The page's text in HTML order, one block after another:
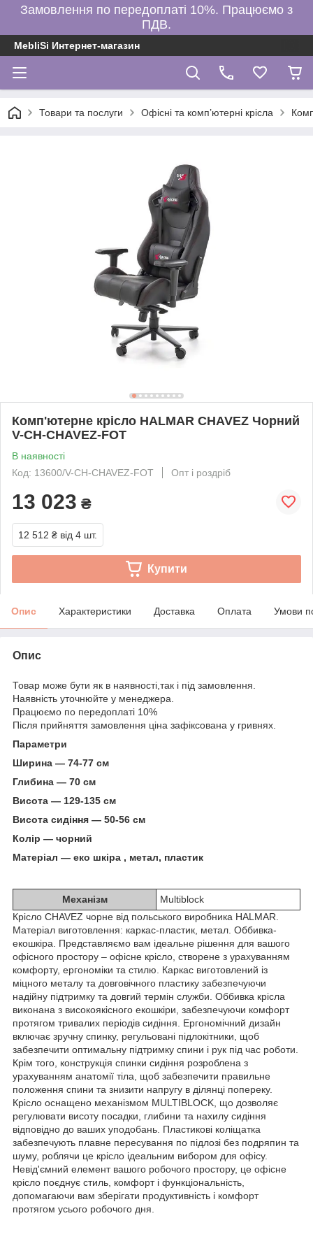
Замовлення по передоплаті 10%. Працюємо з
ПДВ.
MebliSi Интернет-магазин
Товари та послуги Офісні та комп’ютерні крісла
Комп'ютерне крісло HALMAR CHAVEZ Чорний
V-CH-CHAVEZ-FOT
В наявності
Код: 13600/V-CH-CHAVEZ-FOT
Опт і роздріб
13 023 ₴
12 512 ₴ від 4 шт.
Купити
Опис Характеристики Доставка Оплата Умови
Опис
Товар може бути як в наявності,так і під замовлення.
Наявність уточнюйте у менеджера.
Працюємо по передоплаті 10%
Після прийняття замовлення ціна зафіксована у гривнях.
Параметри
Ширина — 74-77 см
Глибина — 70 см
Висота — 129-135 см
Висота сидіння — 50-56 см
Колір — чорний
Матеріал — еко шкіра , метал, пластик
Механізм
Multiblock
Крісло CHAVEZ чорне від польського виробника HALMAR.
Матеріал виготовлення: каркас-пластик, метал. Оббивка-
екошкіра. Представляємо вам ідеальне рішення для вашого
офісного простору – офісне крісло, створене з урахуванням
комфорту, ергономіки та стилю. Каркас виготовлений із
міцного металу та довговічного пластику забезпечуючи
надійну підтримку та довгий термін служби. Оббивка крісла
виконана з високоякісного екошкіри, забезпечуючи комфорт
протягом тривалих періодів сидіння. Ергономічний дизайн
включає зручну спинку, регульовані підлокітники, щоб
забезпечити оптимальну підтримку спини і рук під час роботи.
Крім того, конструкція спинки сидіння розроблена з
урахуванням анатомії тіла, щоб забезпечити правильне
положення спини та знизити напругу в ділянці попереку.
Крісло оснащено механізмом MULTIBLOCK, що дозволяє
регулювати висоту посадки, глибини та нахилу сидіння
відповідно до ваших уподобань. Пластикові коліщатка
забезпечують плавне пересування по підлозі без подряпин та
шуму, роблячи це крісло ідеальним вибором для офісу.
Невід'ємний елемент вашого робочого простору, це офісне
крісло поєднує стиль, комфорт і функціональність,
допомагаючи вам зберігати продуктивність і комфорт
протягом усього робочого дня.